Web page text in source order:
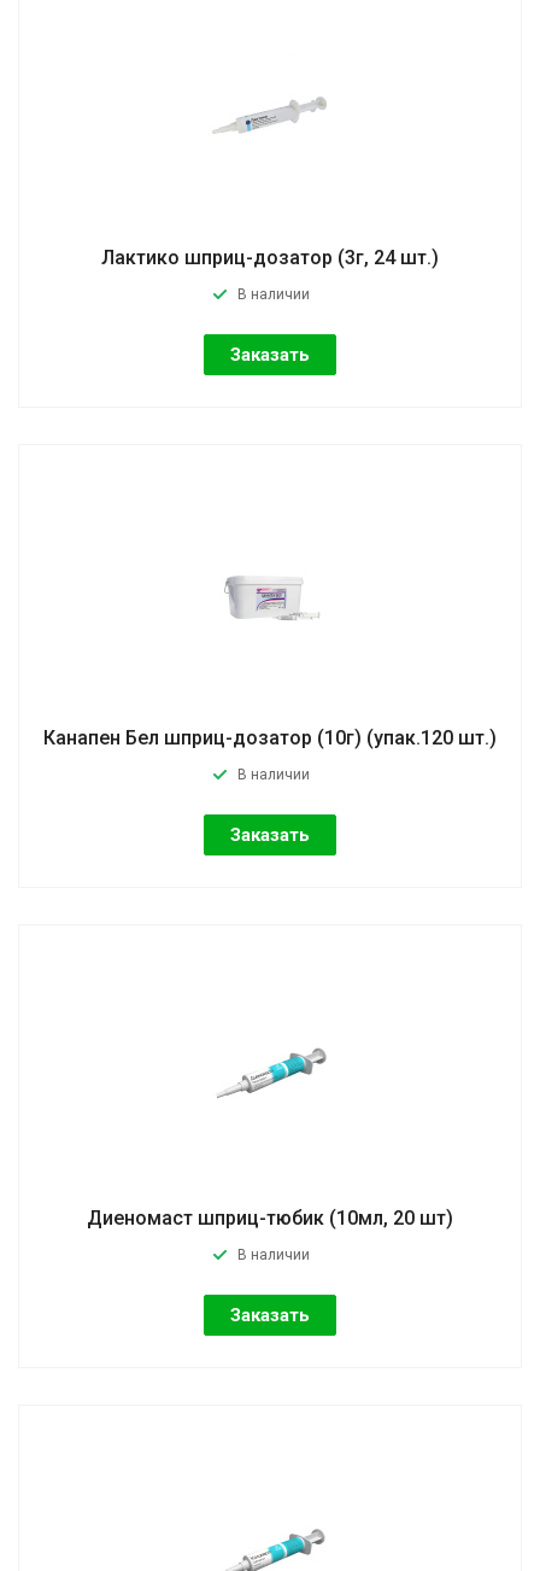
Лактико шприц-дозатор (3г, 24 шт.)
В наличии
Заказать
Канапен Бел шприц-дозатор (10г) (упак.120 шт.)
В наличии
Заказать
Диеномаст шприц-тюбик (10мл, 20 шт)
В наличии
Заказать